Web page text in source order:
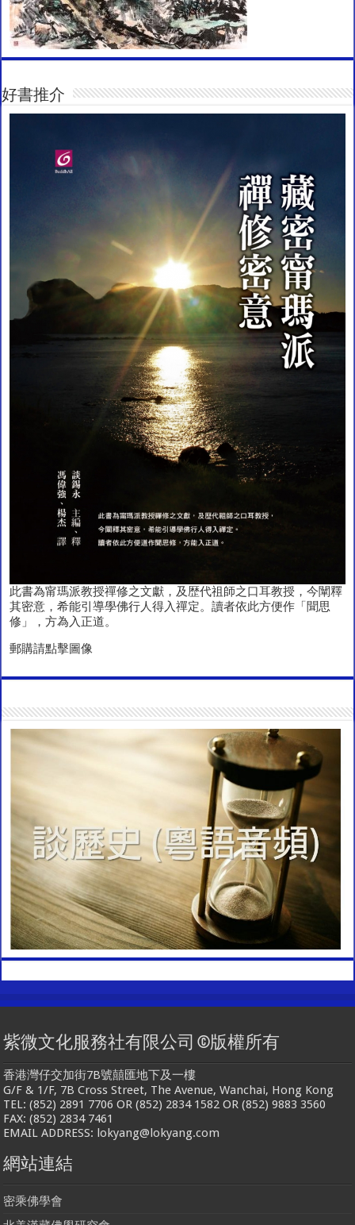
好書推介
此書為甯瑪派教授禪修之文獻，及歴代祖師之口耳教授，今闡釋
其密意，希能引導學佛行人得入禪定。讀者依此方便作「聞思
修」，方為入正道。
郵購請點擊圖像
紫微文化服務社有限公司 ©版權所有
香港灣仔交加街7B號囍匯地下及一樓
G/F & 1/F, 7B Cross Street, The Avenue, Wanchai, Hong Kong
TEL: (852) 2891 7706 OR (852) 2834 1582 OR (852) 9883 3560
FAX: (852) 2834 7461
EMAIL ADDRESS: lokyang@lokyang.com
網站連結
密乘佛學會